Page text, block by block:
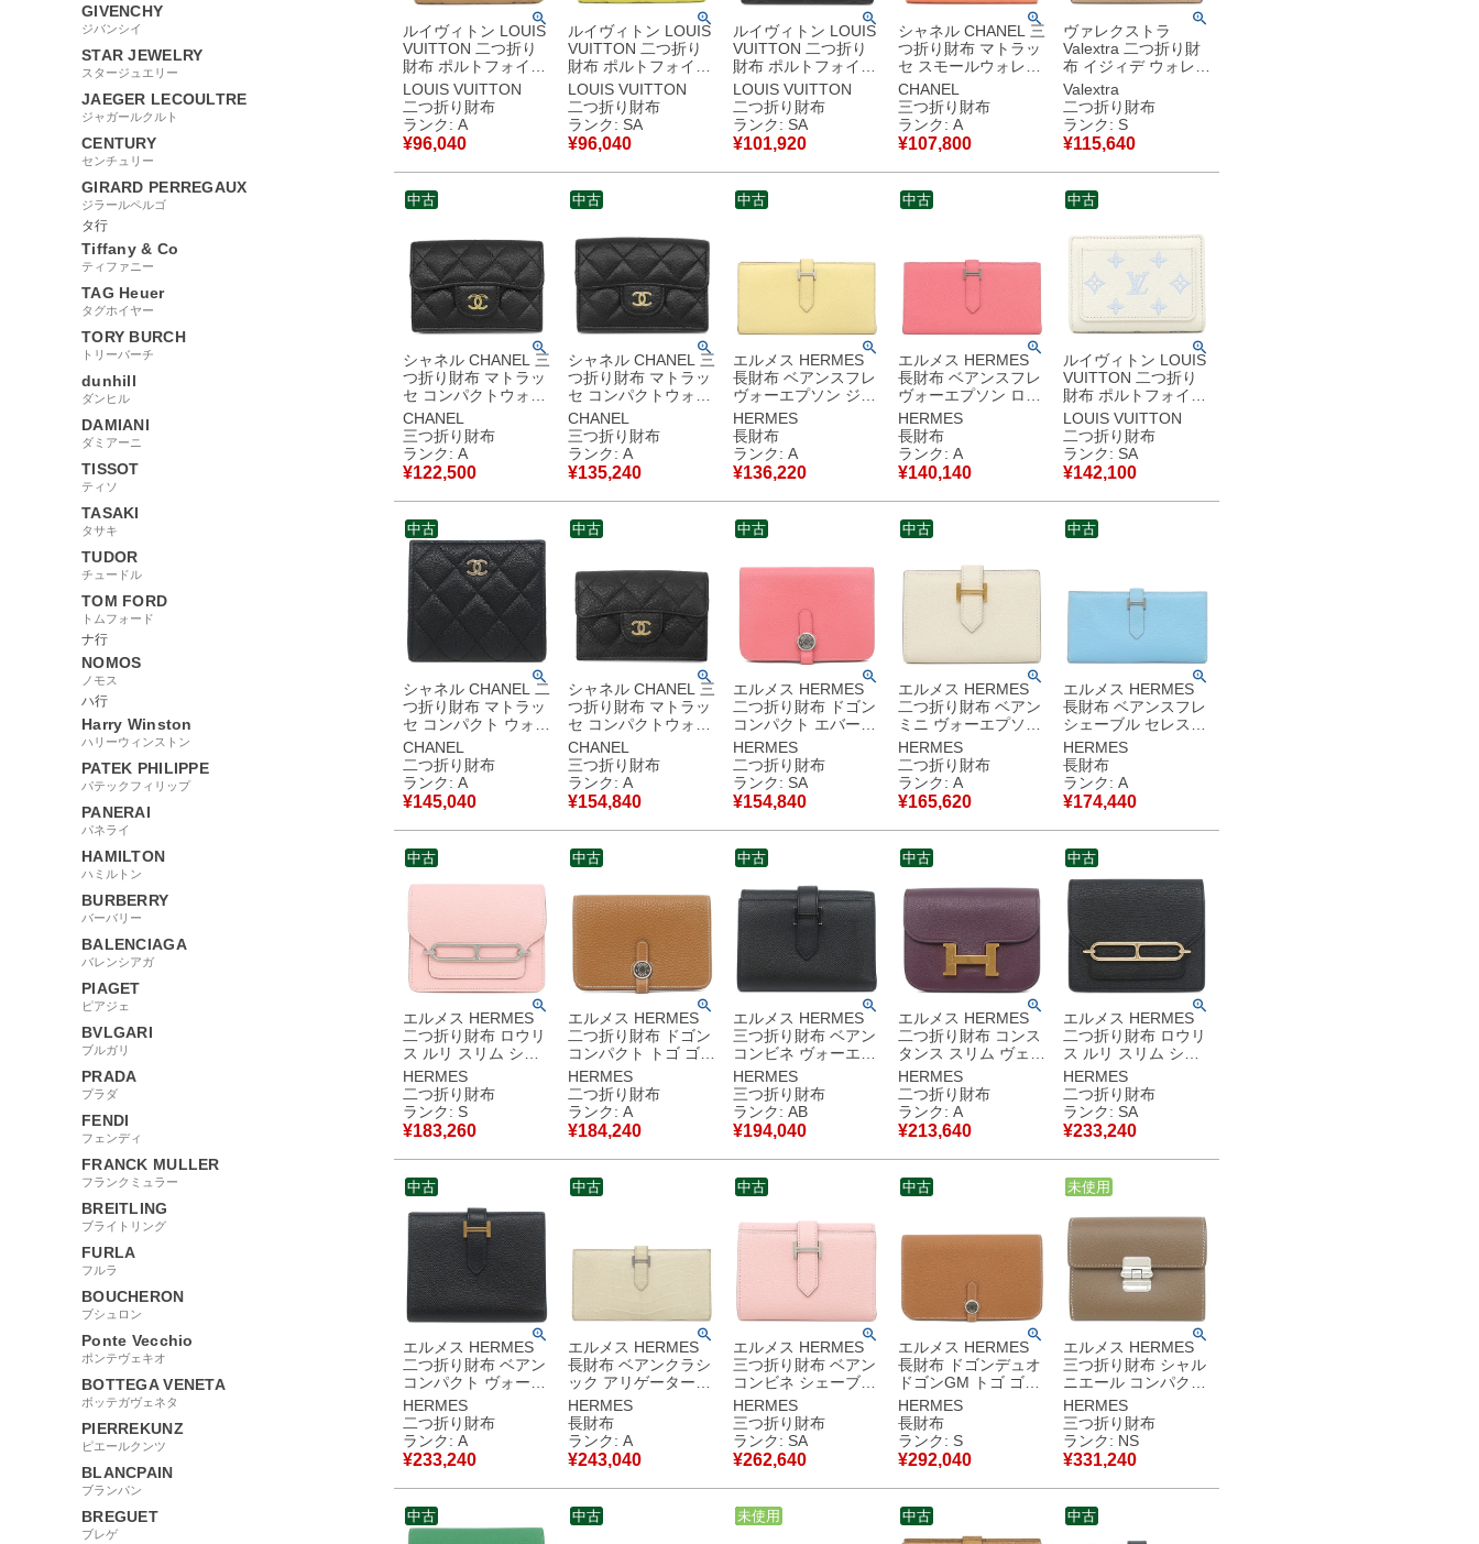
GIVENCHY
ジバンシイ
STAR JEWELRY
スタージュエリー
JAEGER LECOULTRE
ジャガールクルト
CENTURY
センチュリー
GIRARD PERREGAUX
ジラールペルゴ
タ行
Tiffany & Co
ティファニー
TAG Heuer
タグホイヤー
TORY BURCH
トリーバーチ
dunhill
ダンヒル
DAMIANI
ダミアーニ
TISSOT
ティソ
TASAKI
タサキ
TUDOR
チュードル
TOM FORD
トムフォード
ナ行
NOMOS
ノモス
ハ行
Harry Winston
ハリーウィンストン
PATEK PHILIPPE
パテックフィリップ
PANERAI
パネライ
HAMILTON
ハミルトン
BURBERRY
バーバリー
BALENCIAGA
バレンシアガ
PIAGET
ピアジェ
BVLGARI
ブルガリ
PRADA
プラダ
FENDI
フェンディ
FRANCK MULLER
フランクミュラー
BREITLING
ブライトリング
FURLA
フルラ
BOUCHERON
ブシュロン
Ponte Vecchio
ポンテヴェキオ
BOTTEGA VENETA
ボッテガヴェネタ
PIERREKUNZ
ピエールクンツ
BLANCPAIN
ブランパン
BREGUET
ブレゲ
ルイヴィトン LOUIS
VUITTON 二つ折り
財布 ポルトフォイユ
ルー ラムスキン キャ
メル ゴールド金具 モ
ノグラム エンボス加
工 M81673 RFID
【箱】 【中古】中古
美品
LOUIS VUITTON
二つ折り財布
ランク: A
¥96,040
ルイヴィトン LOUIS
VUITTON 二つ折り
財布 ポルトフォイユ
ルー ラムスキン スマ
イリーイエロー シル
バー金具 ミニ財布 黄
色 クッサン M81599
RFID 【箱】 【中
古】新品同様品
LOUIS VUITTON
二つ折り財布
ランク: SA
¥96,040
ルイヴィトン LOUIS
VUITTON 二つ折り
財布 ポルトフォイユ
クレア モノグラムア
ンプラント ノワール
ゴールド金具 黒 コン
パクト M29202
RFID 【箱】 【中
古】新品同様品
LOUIS VUITTON
二つ折り財布
ランク: SA
¥101,920
シャネル CHANEL 三
つ折り財布 マトラッ
セ スモールウォレッ
ト レザー ピンク ゴ
ールド金具 ココマー
ク ミニ財布 AP0229
ランダムシリアル
【中古】中古美品
CHANEL
三つ折り財布
ランク: A
¥107,800
ヴァレクストラ
Valextra 二つ折り財
布 イジィデ ウォレッ
ト レザー ソフトカー
フスキン カシミア ゴ
ールド金具
SGES0005028LOCP
S99MBC 【箱】 【中
古】未使用保管品
Valextra
二つ折り財布
ランク: S
¥115,640
シャネル CHANEL 三
つ折り財布 マトラッ
セ コンパクトウォレ
ット キャビアスキン
ブラック ゴールド金
具 ココマーク
AP0230 ランダムシ
リアル 【中古】中古
美品
CHANEL
三つ折り財布
ランク: A
¥122,500
中古
シャネル CHANEL 三
つ折り財布 マトラッ
セ コンパクトウォレ
ット キャビアスキン
ブラック ゴールド金
具 ココマーク
AP0230 ランダムシ
リアル 【箱】 【中
古】中古美品
CHANEL
三つ折り財布
ランク: A
¥135,240
中古
エルメス HERMES
長財布 ベアンスフレ
ヴォーエプソン ジョ
ーヌプッサン シルバ
ー金具 二つ折り財布
T 【中古】中古美品
HERMES
長財布
ランク: A
¥136,220
中古
エルメス HERMES
長財布 ベアンスフレ
ヴォーエプソン ロー
ズアザレ シルバー金
具 二つ折り財布 X
【箱】 【中古】中古
美品
HERMES
長財布
ランク: A
¥140,140
中古
ルイヴィトン LOUIS
VUITTON 二つ折り
財布 ポルトフォイユ
クレア モノグラムア
ンプラント ミルキー
ホワイト×ブルー ゴ
ールド金具 コンパク
ト M28274 RFID
【箱】 【中古】新品
同様品
LOUIS VUITTON
二つ折り財布
ランク: SA
¥142,100
中古
シャネル CHANEL 二
つ折り財布 マトラッ
セ コンパクト ウォレ
ット キャビアスキン
ブラック ゴールド金
具 ココマーク
AP3178 ランダムシ
リアル 【中古】中古
美品
CHANEL
二つ折り財布
ランク: A
¥145,040
中古
シャネル CHANEL 三
つ折り財布 マトラッ
セ コンパクトウォレ
ット キャビアスキン
ブラック ゴールド金
具 ココマーク ミニ財
布 AP0230 31******
【箱】 【中古】中古
美品
CHANEL
三つ折り財布
ランク: A
¥154,840
中古
エルメス HERMES
二つ折り財布 ドゴン
コンパクト エバーカ
ラー ローズアザレ シ
ルバー金具 コンパク
トウォレット A
【箱】 【中古】新品
同様品
HERMES
二つ折り財布
ランク: SA
¥154,840
中古
エルメス HERMES
二つ折り財布 ベアン
ミニ ヴォーエプソン
クレ ゴールド金具 オ
フホワイト コンパク
ト 2024年製 W
【箱】 【中古】中古
美品
HERMES
二つ折り財布
ランク: A
¥165,620
中古
エルメス HERMES
長財布 ベアンスフレ
シェーブル セレスト
シルバー金具 二つ折
り財布 □O 【中古】
中古美品
HERMES
長財布
ランク: A
¥174,440
中古
エルメス HERMES
二つ折り財布 ロウリ
ス ルリ スリム シェ
ブルミゾル ローズサ
クラ シルバー金具 コ
ンパクトウォレット
ベルトバッグ K
【箱】 【中古】未使
用保管品
HERMES
二つ折り財布
ランク: S
¥183,260
中古
エルメス HERMES
二つ折り財布 ドゴン
コンパクト トゴ ゴー
ルド シルバー金具 コ
ンパクトウォレット
□L 【箱】 【中古】
中古美品
HERMES
二つ折り財布
ランク: A
¥184,240
中古
エルメス HERMES
三つ折り財布 ベアン
コンビネ ヴォーエプ
ソン ブラック ブラッ
ク金具 ソーブラック
モノクローム U 【中
古】中古品
HERMES
三つ折り財布
ランク: AB
¥194,040
中古
エルメス HERMES
二つ折り財布 コンス
タンス スリム ヴェル
ソ ウォレット エバー
カラー カシス×ブル
ーロイヤル ゴールド
金具 U 【中古】中古
美品
HERMES
二つ折り財布
ランク: A
¥213,640
中古
エルメス HERMES
二つ折り財布 ロウリ
ス ルリ スリム シェ
ーブル ブラック ゴー
ルド金具 コンパクト
ウォレット ベルトバ
ッグ Z 【中古】新品
同様品
HERMES
二つ折り財布
ランク: SA
¥233,240
中古
エルメス HERMES
二つ折り財布 ベアン
コンパクト ヴォーエ
プソン ブラック ゴー
ルド金具 コンパクト
ウォレット Z 【中
古】中古美品
HERMES
二つ折り財布
ランク: A
¥233,240
中古
エルメス HERMES
長財布 ベアンクラシ
ック アリゲーターマ
ット ベトン シルバー
金具 オフホワイト 二
つ折り財布 クロコ A
【中古】中古美品
HERMES
長財布
ランク: A
¥243,040
中古
エルメス HERMES
三つ折り財布 ベアン
コンビネ シェーブル
ローズサクラ シルバ
ー金具 2025年製 K
【箱】 【中古】新品
同様品
HERMES
三つ折り財布
ランク: SA
¥262,640
中古
エルメス HERMES
長財布 ドゴンデュオ
ドゴンGM トゴ ゴー
ルド シルバー金具 茶
二つ折り財布 2024年
製 W 【箱】 【中
古】未使用保管品
HERMES
長財布
ランク: S
¥292,040
中古
エルメス HERMES
三つ折り財布 シャル
ニエール コンパクト
レザー ヴォーマダム
エトゥープ シルバー
金具 新品 未使用 グ
レージュ 2025年製 K
【箱】 【中古】未使
用保管品
HERMES
三つ折り財布
ランク: NS
¥331,240
中古
未使用
中古 中古 中古
未使用 中古 中古